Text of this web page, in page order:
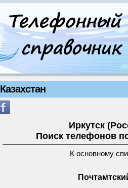
Казахстан
Иркутск
Поиск телефонов
К основному